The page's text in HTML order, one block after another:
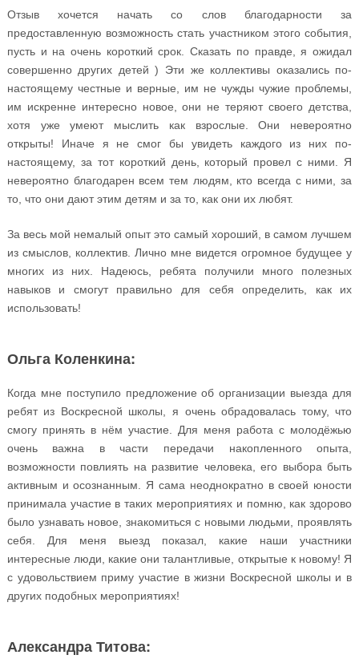
Отзыв хочется начать со слов благодарности за
предоставленную возможность стать участником этого события,
пусть и на очень короткий срок. Сказать по правде, я ожидал
совершенно других детей ) Эти же коллективы оказались по-
настоящему честные и верные, им не чужды чужие проблемы,
им искренне интересно новое, они не теряют своего детства,
хотя уже умеют мыслить как взрослые. Они невероятно
открыты! Иначе я не смог бы увидеть каждого из них по-
настоящему, за тот короткий день, который провел с ними. Я
невероятно благодарен всем тем людям, кто всегда с ними, за
то, что они дают этим детям и за то, как они их любят.
За весь мой немалый опыт это самый хороший, в самом лучшем
из смыслов, коллектив. Лично мне видется огромное будущее у
многих из них. Надеюсь, ребята получили много полезных
навыков и смогут правильно для себя определить, как их
использовать!
Ольга Коленкина:
Когда мне поступило предложение об организации выезда для
ребят из Воскресной школы, я очень обрадовалась тому, что
смогу принять в нём участие. Для меня работа с молодёжью
очень важна в части передачи накопленного опыта,
возможности повлиять на развитие человека, его выбора быть
активным и осознанным. Я сама неоднократно в своей юности
принимала участие в таких мероприятиях и помню, как здорово
было узнавать новое, знакомиться с новыми людьми, проявлять
себя. Для меня выезд показал, какие наши участники
интересные люди, какие они талантливые, открытые к новому! Я
с удовольствием приму участие в жизни Воскресной школы и в
других подобных мероприятиях!
Александра Титова: